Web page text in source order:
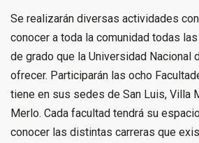
Se realizarán diversas actividades
conocer a toda la comunidad todas
de grado que la Universidad Nacional
ofrecer. Participarán las ocho
tiene en sus sedes de San Luis, Villa
Merlo. Cada facultad tendrá su
conocer las distintas carreras que